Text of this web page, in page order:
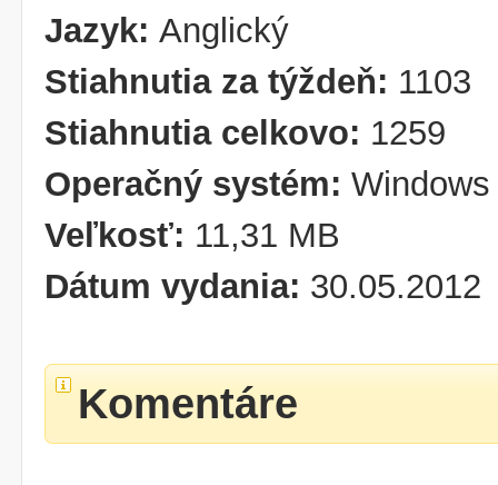
Jazyk: Anglický
Stiahnutia za týždeň: 1103
Stiahnutia celkovo: 1259
Operačný systém:
Veľkosť: 11,31 MB
Dátum vydania: 30.05.2012
Komentáre